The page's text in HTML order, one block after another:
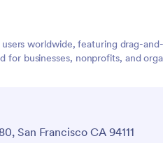
worldwide, featuring drag-
businesses, nonprofits, and
San Francisco CA 94111